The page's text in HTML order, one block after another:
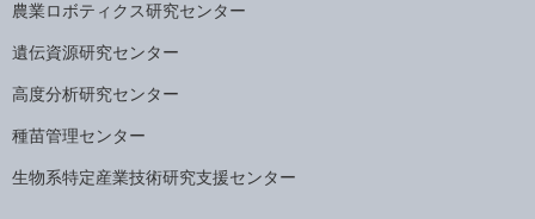
農業ロボティクス研究センター
遺伝資源研究センター
高度分析研究センター
種苗管理センター
生物系特定産業技術研究支援センター